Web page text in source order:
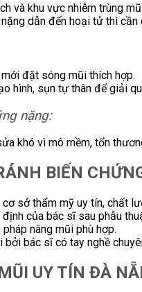
và khu vực nhiễm trùng
dẫn đến hoại tử thì
đặt sóng mũi thích hợp.
hình, sụn tự thân để giải
nặng:
khó vì mô mềm, tổn
BIẾN
cơ sở thẩm mỹ uy tín, chất
của bác sĩ sau phẫu
nâng mũi phù hợp.
bởi bác sĩ có tay nghề
UY TÍN ĐÀ